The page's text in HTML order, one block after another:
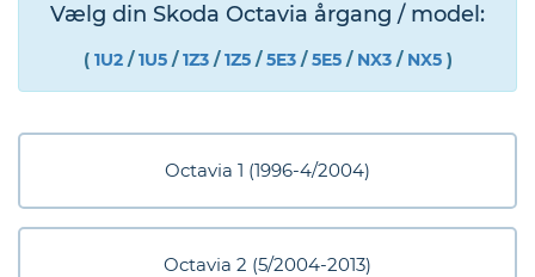
Produkter
Vælg din Skoda Octavia årgang / model:
( 1U2/1U5/1Z3/1Z5/5E3/5E5/ NX3/ NX5)
Octavia 1 (1996-4/2004)
Octavia 2 (5/2004-2013)